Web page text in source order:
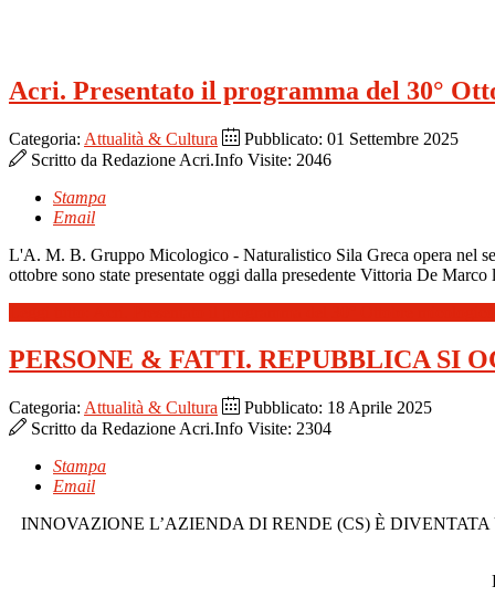
Acri. Presentato il programma del 30°
Categoria: Attualità & Cultura
Pubblicato: 01 Settembre 2025
Scritto da Redazione Acri.Info Visite: 2046
Stampa
Email
L'A. M. B. Gruppo Micologico - Naturalistico Sila Greca opera nel
ottobre sono state presentate oggi dalla presedente Vittoria De
PERSONE & FATTI. REPUBBLICA SI
Categoria: Attualità & Cultura
Pubblicato: 18 Aprile 2025
Scritto da Redazione Acri.Info Visite: 2304
Stampa
Email
INNOVAZIONE L’AZIENDA DI RENDE (CS) È